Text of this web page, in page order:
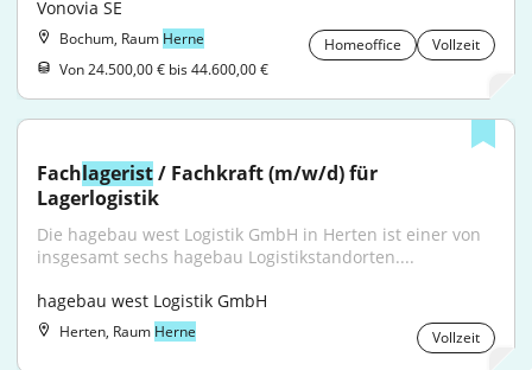
Vonovia SE
Bochum, Raum Herne Homeoffice
Vollzeit
Von 24.500,00 € bis 44.600,00 €
Fachlagerist / Fachkraft (m/w/d) für
Lagerlogistik
Die hagebau west Logistik GmbH in Herten ist einer von
insgesamt sechs hagebau Logistikstandorten....
hagebau west Logistik GmbH
Herten, Raum Herne Vollzeit